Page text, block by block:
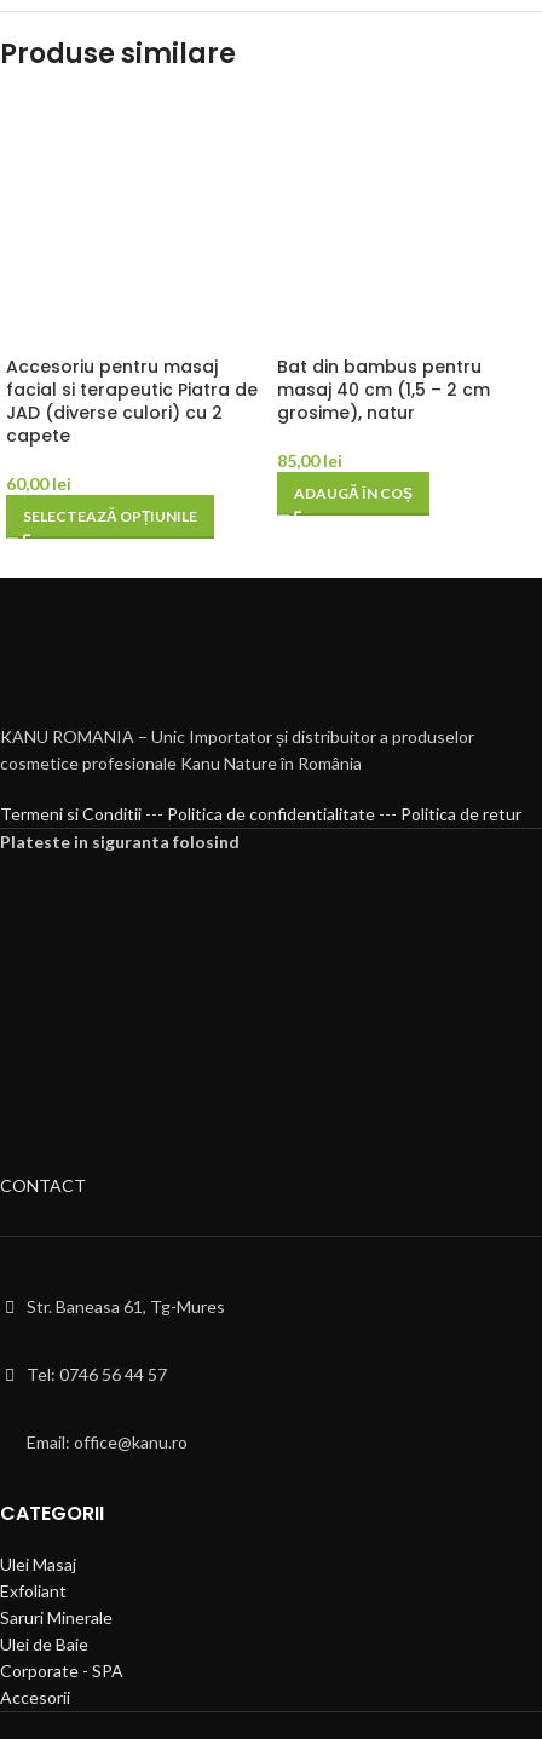
Produse similare
Accesoriu pentru masaj
facial si terapeutic Piatra de
JAD (diverse culori) cu 2
capete
60,00lei
SELECTEAZĂ OPȚIUNILE
Bat din bambus pentru
masaj 40 cm (1,5 – 2 cm
grosime), natur
85,00lei
ADAUGĂ ÎN COȘ
KANU ROMANIA – Unic Importator și distribuitor a produselor
cosmetice profesionale Kanu Nature în România
Termeni si Conditii --- Politica de confidentialitate --- Politica de retur
Plateste in siguranta folosind
CONTACT
Str. Baneasa 61, Tg-Mures
Tel: 0746 56 44 57
Email: office@kanu.ro
CATEGORII
Ulei Masaj
Exfoliant
Saruri Minerale
Ulei de Baie
Corporate - SPA
Accesorii